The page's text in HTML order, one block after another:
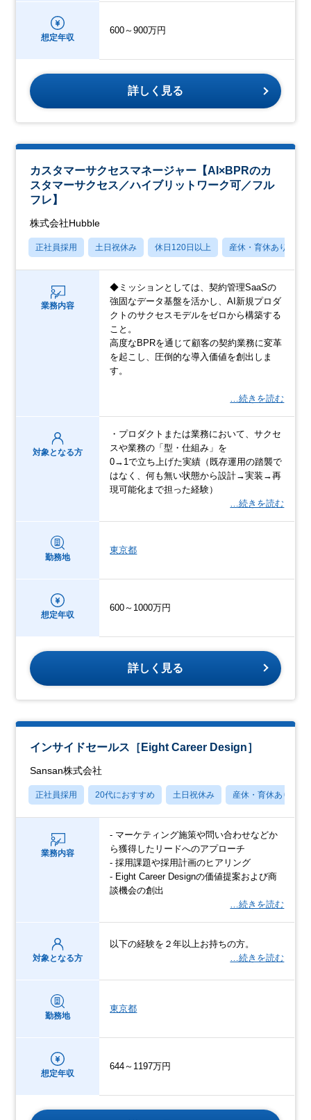
想定年収
600～900万円
詳しく見る
カスタマーサクセスマネージャー【AI×BPRのカ
スタマーサクセス／ハイブリットワーク可／フル
フレ】
株式会社Hubble
正社員採用 土日祝休み 休日120日以上 産休・育休あり
業務内容
◆ミッションとしては、契約管理SaaSの
強固なデータ基盤を活かし、AI新規プロダ
クトのサクセスモデルをゼロから構築する
こと。
高度なBPRを通じて顧客の契約業務に変革
を起こし、圧倒的な導入価値を創出しま
す。
…続きを読む
対象となる方
・プロダクトまたは業務において、サクセ
スや業務の「型・仕組み」を
0→1で立ち上げた実績（既存運用の踏襲で
はなく、何も無い状態から設計→実装→再
現可能化まで担った経験）
…続きを読む
勤務地
東京都
想定年収
600～1000万円
詳しく見る
インサイドセールス［Eight Career Design］
Sansan株式会社
正社員採用 20代におすすめ 土日祝休み 産休・育休あり
業務内容
- マーケティング施策や問い合わせなどか
ら獲得したリードへのアプローチ
- 採用課題や採用計画のヒアリング
- Eight Career Designの価値提案および商
談機会の創出
…続きを読む
対象となる方
以下の経験を２年以上お持ちの方。
…続きを読む
勤務地
東京都
想定年収
644～1197万円